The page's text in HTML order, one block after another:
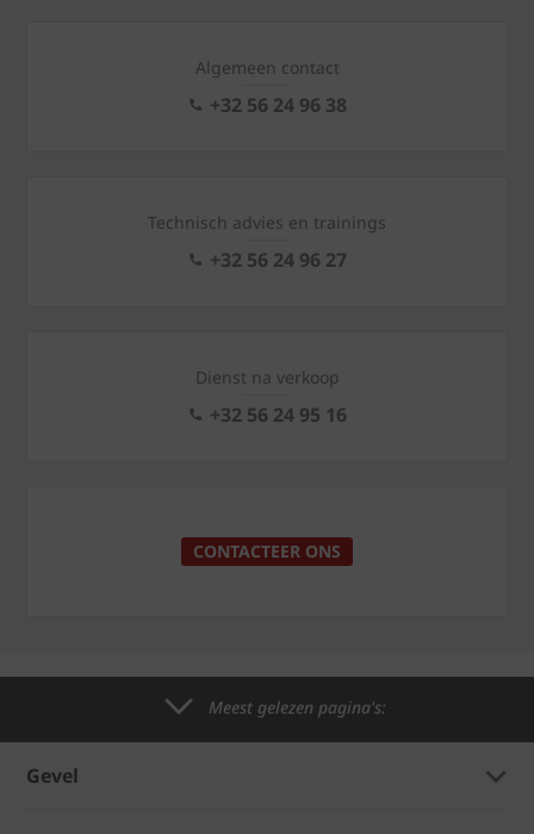
Algemeen contact
+32 56 24 96 38
Technisch advies en trainings
+32 56 24 96 27
Dienst na verkoop
+32 56 24 95 16
CONTACTEER ONS
Meest gelezen pagina's:
Gevel